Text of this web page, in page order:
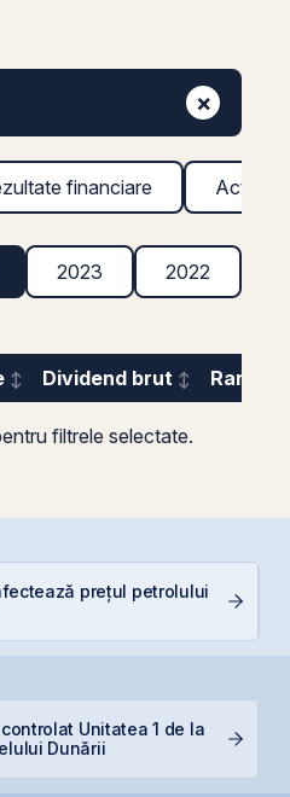
×
financiare Acțiuni
2023 2022
Dividend brut
filtrele selectate.
prețul petrolului
Unitatea 1 de la
Dunării